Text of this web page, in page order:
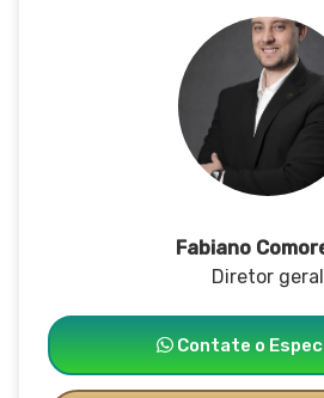
Fabiano
Diretor geral
Contate o